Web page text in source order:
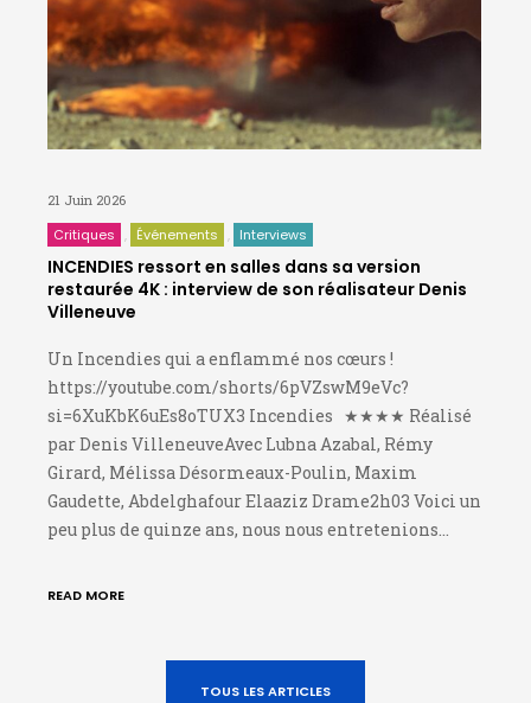
21 Juin 2026
Critiques Événements Interviews
INCENDIES ressort en salles dans sa version
restaurée 4K : interview de son réalisateur Denis
Villeneuve
Un Incendies qui a enflammé nos cœurs !
https://youtube.com/shorts/6pVZswM9eVc?
si=6XuKbK6uEs8oTUX3 Incendies ★★★★ Réalisé
par Denis VilleneuveAvec Lubna Azabal, Rémy
Girard, Mélissa Désormeaux-Poulin, Maxim
Gaudette, Abdelghafour Elaaziz Drame2h03 Voici un
peu plus de quinze ans, nous nous entretenions…
READ MORE
TOUS LES ARTICLES